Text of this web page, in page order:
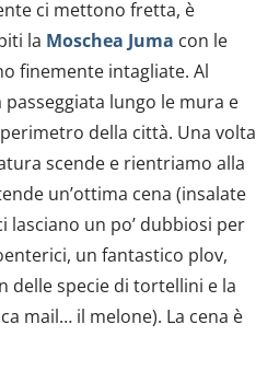
ci mettono fretta, è
la Moschea Juma con le
finemente intagliate. Al
lungo le mura e
della città. Una volta
scende e rientriamo alla
un’ottima cena (insalate
lasciano un po’ dubbiosi per
un fantastico plov,
delle specie di tortellini e la
mail… il melone). La cena è